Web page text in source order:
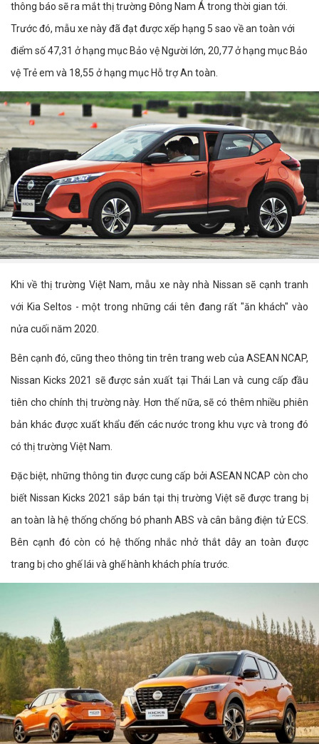
thông báo sẽ ra mắt thị trường Đông Nam Á trong thời gian tới.
Trước đó, mẫu xe này đã đạt được xếp hạng 5 sao về an toàn với
điểm số 47,31 ở hạng mục Bảo vệ Người lớn, 20,77 ở hạng mục Bảo
vệ Trẻ em và 18,55 ở hạng mục Hỗ trợ An toàn.
Khi về thị trường Việt Nam, mẫu xe này nhà Nissan sẽ cạnh tranh
với Kia Seltos - một trong những cái tên đang rất "ăn khách" vào
nửa cuối năm 2020.
Bên cạnh đó, cũng theo thông tin trên trang web của ASEAN NCAP,
Nissan Kicks 2021 sẽ được sản xuất tại Thái Lan và cung cấp đầu
tiên cho chính thị trường này. Hơn thế nữa, sẽ có thêm nhiều phiên
bản khác được xuất khẩu đến các nước trong khu vực và trong đó
có thị trường Việt Nam.
Đặc biệt, những thông tin được cung cấp bởi ASEAN NCAP còn cho
biết Nissan Kicks 2021 sắp bán tại thị trường Việt sẽ được trang bị
an toàn là hệ thống chống bó phanh ABS và cân bằng điện tử ECS.
Bên cạnh đó còn có hệ thống nhắc nhở thắt dây an toàn được
trang bị cho ghế lái và ghế hành khách phía trước.